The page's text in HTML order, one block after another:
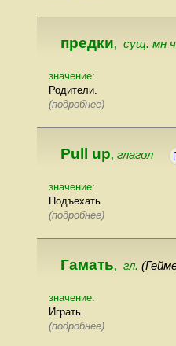
предки, сущ. мн
значение:
Родители.
(подробнее)
Pull up, глагол
значение:
Подъехать.
(подробнее)
Гамать, гл.
значение:
Играть.
(подробнее)